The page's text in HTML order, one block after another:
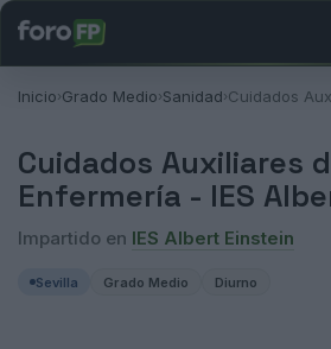
Inicio›Grado Medio›Sanidad›Cuidados
Cuidados Auxiliares
Enfermería - IES
Impartido en IES Albert Einstein
Sevilla Grado Medio Diurno